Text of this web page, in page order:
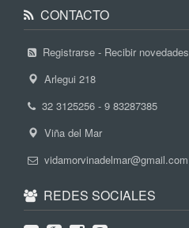
CONTACTO
Registrarse - Recibir novedades
Arlegui 218
32 3125256 - 9 83287385
Viña del Mar
vidamorvinadelmar@gmail.com
REDES SOCIALES